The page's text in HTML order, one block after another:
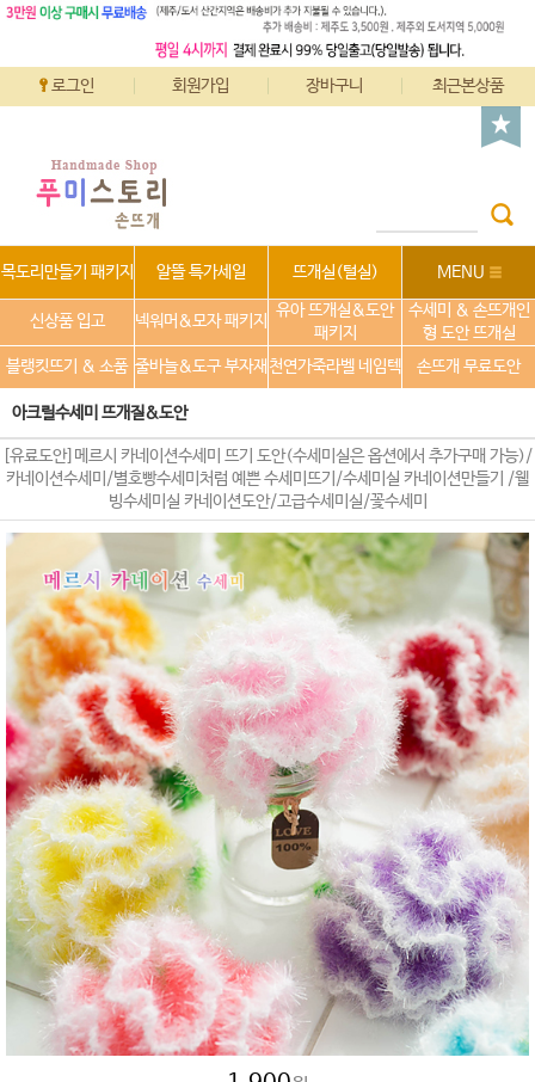
로그인 회원가입 장바구니 최근본상품
목도리만들기 패키지 알뜰 특가세일 뜨개실(털실) MENU
신상품 입고 넥워머&모자 패키지
유아 뜨개실&도안
패키지
수세미 & 손뜨개인
형 도안 뜨개실
블랭킷뜨기 & 소품 줄바늘&도구 부자재 천연가죽라벨 네임텍 손뜨개 무료도안
아크릴수세미 뜨개질&도안
[유료도안]메르시 카네이션수세미 뜨기 도안(수세미실은 옵션에서 추가구매 가능)/
카네이션수세미/별호빵수세미처럼 예쁜 수세미뜨기/수세미실 카네이션만들기 /웰
빙수세미실 카네이션도안/고급수세미실/꽃수세미